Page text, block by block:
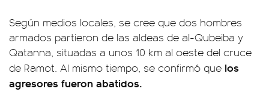
Según medios locales, se cree que dos hombres
armados partieron de las aldeas de al-Qubeiba y
Qatanna, situadas a unos 10 km al oeste del cruce
de Ramot. Al mismo tiempo, se confirmó que los
agresores fueron abatidos.